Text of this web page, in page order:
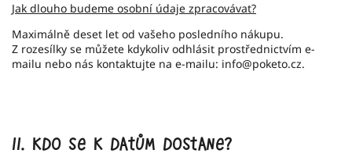
Jak dlouho budeme osobní údaje zpracovávat?
Maximálně deset let od vašeho posledního nákupu.
Z rozesílky se můžete kdykoliv odhlásit prostřednictvím e-
mailu nebo nás kontaktujte na e-mailu: info@poketo.cz.
II. Kdo se k datům dostane?